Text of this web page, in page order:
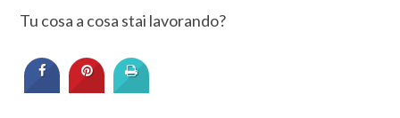
Tu cosa a cosa stai lavorando?